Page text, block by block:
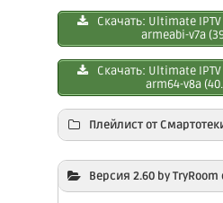
Скачать: Ultimаte
armeabi-v7a
Скачать: Ultimаte
arm64-v8a
Плейлист от
Скачать:
Smartoteka (более 1000
Версия 2.60 by